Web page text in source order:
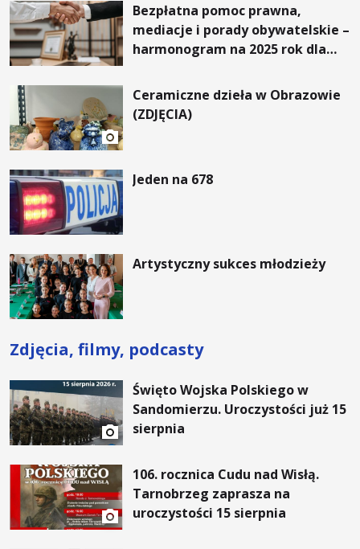
Bezpłatna pomoc prawna,
mediacje i porady obywatelskie –
harmonogram na 2025 rok dla
Ceramiczne dzieła w Obrazowie
(ZDJĘCIA)
Jeden na 678
Artystyczny sukces młodzieży
Zdjęcia, filmy, podcasty
Święto Wojska Polskiego w
Sandomierzu. Uroczystości już 15
sierpnia
106. rocznica Cudu nad Wisłą.
Tarnobrzeg zaprasza na
uroczystości 15 sierpnia